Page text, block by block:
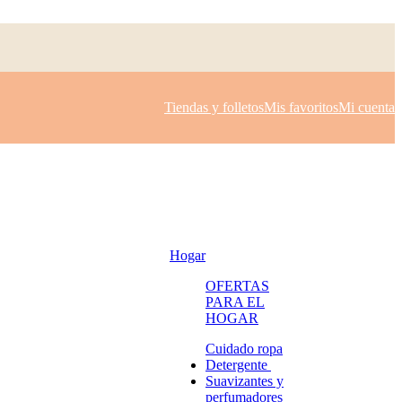
Tiendas y folletosMis favoritosMi cuenta
Hogar
OFERTAS
PARA EL
HOGAR
Cuidado ropa
Detergente
Suavizantes y
perfumadores